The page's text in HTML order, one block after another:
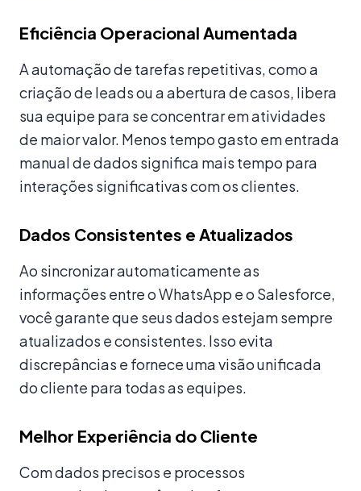
Eficiência Operacional Aumentada
A automação de tarefas repetitivas, como a
criação de leads ou a abertura de casos, libera
sua equipe para se concentrar em atividades
de maior valor. Menos tempo gasto em entrada
manual de dados significa mais tempo para
interações significativas com os clientes.
Dados Consistentes e Atualizados
Ao sincronizar automaticamente as
informações entre o WhatsApp e o Salesforce,
você garante que seus dados estejam sempre
atualizados e consistentes. Isso evita
discrepâncias e fornece uma visão unificada
do cliente para todas as equipes.
Melhor Experiência do Cliente
Com dados precisos e processos